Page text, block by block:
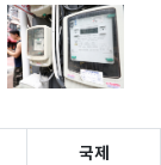
국제